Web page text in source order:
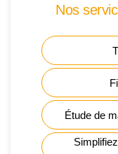
Nos
Étude de